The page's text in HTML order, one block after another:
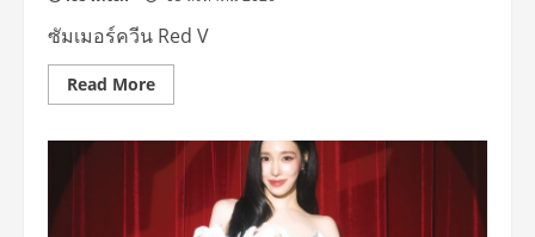
ดี
เดย์
30
ปี
หน้า!!
ซัมเมอร์ควีน Red V
Read MoreRead
more
Velvet
ซัม
ควีน